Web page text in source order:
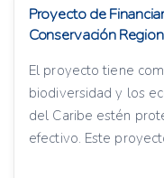
Proyecto de
Conservación
El proyecto tiene
biodiversidad y los
del Caribe estén
efectivo. Este